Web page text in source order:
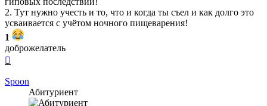
2. Тут нужно учесть и то, что и когда ты съел и как долго это
усваивается с учётом ночного пищеварения!
1
доброжелатель
началу
Spoon
Абитуриент